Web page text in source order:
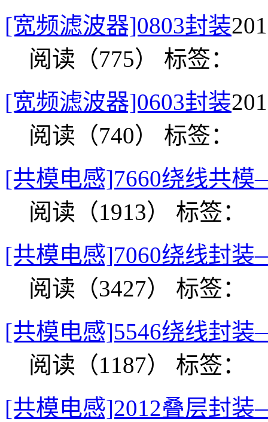
[宽频滤波器]0803封装
阅读（775） 标签：
[宽频滤波器]0603封装
阅读（740） 标签：
[共模电感]7660绕线共
阅读（1913） 标签：
[共模电感]7060绕线封
阅读（3427） 标签：
[共模电感]5546绕线封
阅读（1187） 标签：
[共模电感]2012叠层封